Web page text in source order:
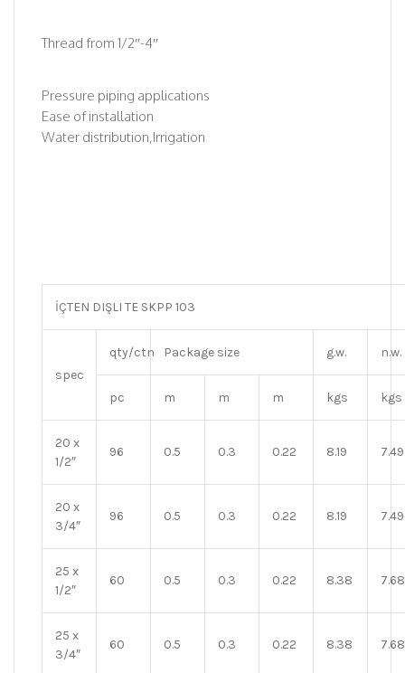
Thread from 1/2″-4″
Pressure piping applications
Ease of installation
Water distribution,Irrigation
İÇTEN DIŞLI TE SKPP 103
spec
qty/ctn Package size g.w. n.w.
pc m m m kgs kgs
20 x
1/2″
96 0.5 0.3 0.22 8.19 7.49
20 x
3/4″
96 0.5 0.3 0.22 8.19 7.49
25 x
1/2″
60 0.5 0.3 0.22 8.38 7.68
25 x
3/4″
60 0.5 0.3 0.22 8.38 7.68